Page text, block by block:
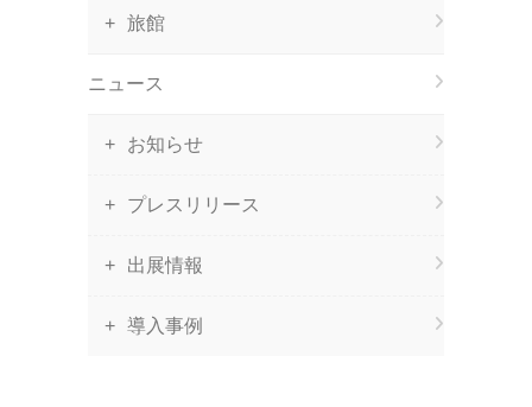
旅館
ニュース
お知らせ
プレスリリース
出展情報
導入事例